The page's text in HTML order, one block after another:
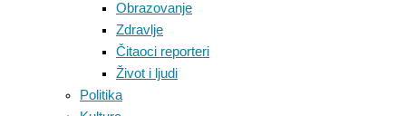
Obrazovanje
Zdravlje
Čitaoci reporteri
Život i ljudi
Politika